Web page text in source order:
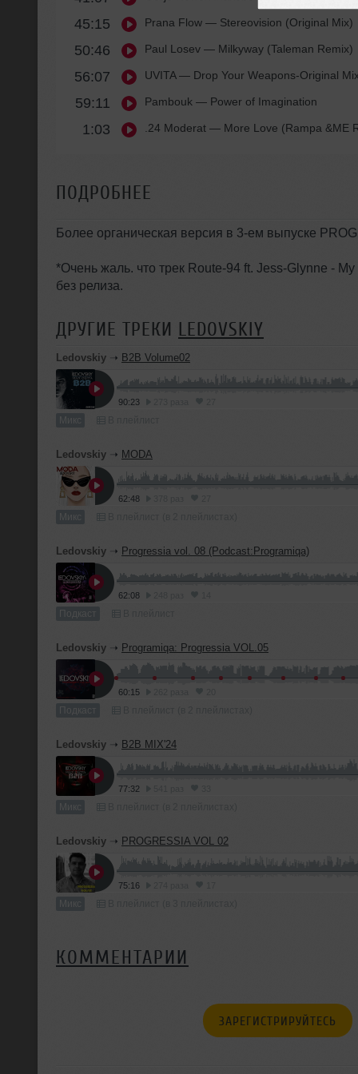
45:15 Prana Flow — Stereovision (Original Mix)
50:46 Paul Losev — Milkyway (Taleman Remix)
56:07 UVITA— Drop Your Weapons-Original Mix
59:11 Pambouk — Power of Imagination
1:03 .24 Moderat — More Love (Rampa &ME
ПОДРОБНЕЕ
Более органическая версия в 3-ем выпуске
*Очень жаль. что трек Route-94 ft. Jess-Glynne -
без релиза.
ДРУГИЕ ТРЕКИ LEDOVSKIY
Ledovskiy ➝ B2B Volume02
90:23
Микс
Ledovskiy ➝ MODA
62:48
Микс
Ledovskiy ➝ Progressia vol. 08 (Podcast:Programiqa)
62:08
Подкаст
Ledovskiy ➝ Programiqa: Progressia VOL.05
60:15
Подкаст
Ledovskiy ➝ B2B MIX'24
77:32
Микс
Ledovskiy ➝ PROGRESSIA VOL 02
75:16
Микс
КОММЕНТАРИИ
ЗАРЕГИСТРИРУЙТЕСЬ